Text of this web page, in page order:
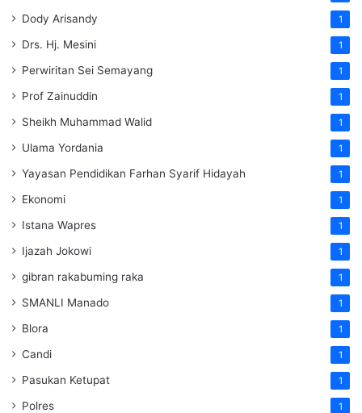
Dody Arisandy 1
Drs. Hj. Mesini 1
Perwiritan Sei Semayang 1
Prof Zainuddin 1
Sheikh Muhammad Walid 1
Ulama Yordania 1
Yayasan Pendidikan Farhan Syarif Hidayah 1
Ekonomi 1
Istana Wapres 1
Ijazah Jokowi 1
gibran rakabuming raka 1
SMANLI Manado 1
Blora 1
Candi 1
Pasukan Ketupat 1
Polres 1